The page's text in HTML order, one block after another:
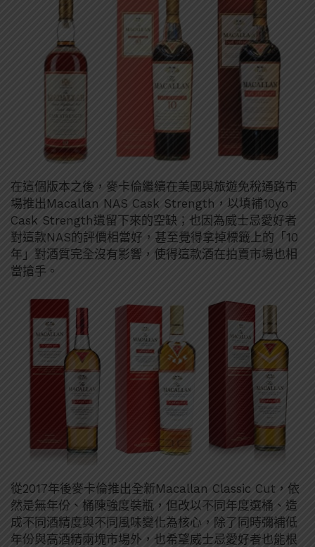
在這個版本之後，麥卡倫繼續在美國與旅遊免稅通路市
場推出Macallan NAS Cask Strength，以填補10yo
Cask Strength遺留下來的空缺；也因為威士忌愛好者
對這款NAS的評價相當好，甚至覺得拿掉標籤上的「10
年」對酒質完全沒有影響，使得這款酒在拍賣市場也相
當搶手。
從2017年後麥卡倫推出全新Macallan Classic Cut，依
然是無年份、桶陳強度裝瓶，但改以不同年度選桶、造
成不同酒精度與不同風味變化為核心，除了同時彌補低
年份與高酒精兩塊市場外，也希望威士忌愛好者也能根